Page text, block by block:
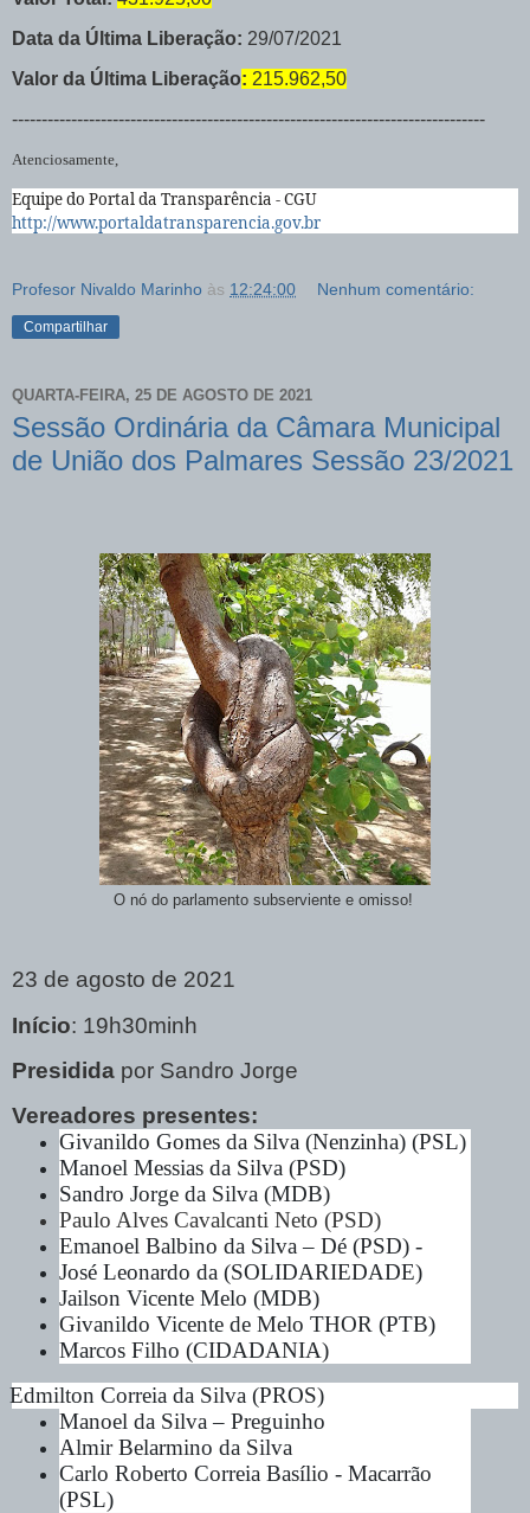
Data da Última Liberação: 29/07/2021
Valor da Última Liberação: 215.962,50
--------------------------------------------------------------------------------
Atenciosamente,
Equipe do Portal da Transparência - CGU
http://www.portaldatransparencia.gov.br
Profesor Nivaldo Marinho às 12:24:00 Nenhum comentário:
Compartilhar
QUARTA-FEIRA, 25 DE AGOSTO DE 2021
Sessão Ordinária da Câmara Municipal
de União dos Palmares Sessão 23/2021
O nó do parlamento subserviente e omisso!
23 de agosto de 2021
Início: 19h30minh
Presidida por Sandro Jorge
Vereadores presentes:
Givanildo Gomes da Silva (Nenzinha) (PSL)
Manoel Messias da Silva (PSD)
Sandro Jorge da Silva (MDB)
Paulo Alves Cavalcanti Neto (PSD)
Emanoel Balbino da Silva – Dé (PSD) -
José Leonardo da (SOLIDARIEDADE)
Jailson Vicente Melo (MDB)
Givanildo Vicente de Melo THOR (PTB)
Marcos Filho (CIDADANIA)
Edmilton Correia da Silva (PROS)
Manoel da Silva – Preguinho
Almir Belarmino da Silva
Carlo Roberto Correia Basílio - Macarrão
(PSL)